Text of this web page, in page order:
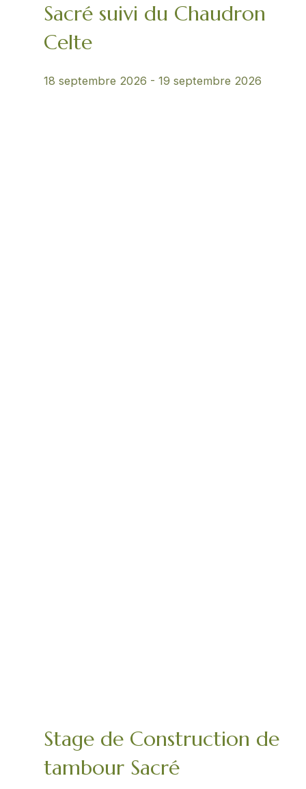
Sacré suivi du Chaudron
Celte
18 septembre 2026 -19 septembre 2026
Stage de Construction de
tambour Sacré